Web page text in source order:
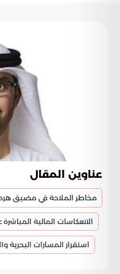
عناوين المقال
مخاطر الملاحة في مضيق
الانعكاسات المالية
استقرار المسارات البحرية